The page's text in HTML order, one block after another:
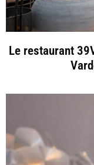
Le restaurant